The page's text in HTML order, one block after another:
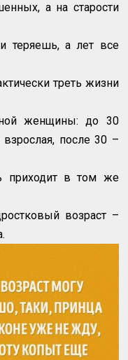
а на старости
теряешь, а лет все
треть жизни
женщины: до 30
после 30 –
приходит в том же
возраст –